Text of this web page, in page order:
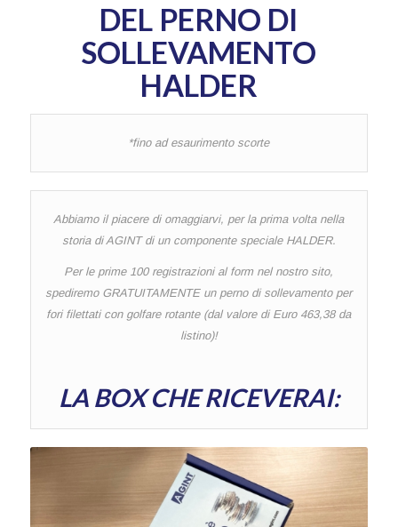
DEL PERNO DI
SOLLEVAMENTO
HALDER
*fino ad esaurimento scorte
Abbiamo il piacere di omaggiarvi, per la prima volta nella
storia di AGINT di un componente speciale HALDER.
Per le prime 100 registrazioni al form nel nostro sito,
spediremo GRATUITAMENTE un perno di sollevamento per
fori filettati con golfare rotante (dal valore di Euro 463,38 da
listino)!
LA BOX CHE RICEVERAI: